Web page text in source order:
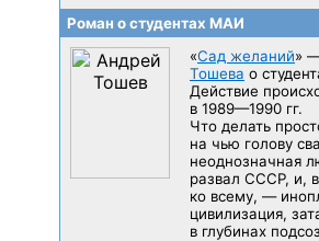
Роман о студентах МАИ
«Сад желаний»
Тошева о
Действие
в 1989—1990 гг.
Что делать
на чью голову
неоднозначная
развал CCCP, и,
ко всему, —
цивилизация,
в глубинах